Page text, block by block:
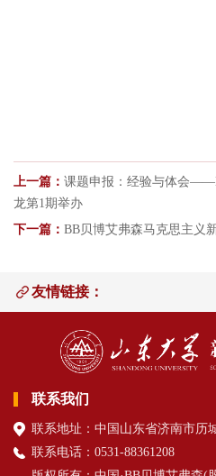
上一篇： 课题申报：经验与体会
龙第1期举办
下一篇： BB贝博艾弗森马克思主义
友情链接：
联系我们
联系地址：中国山东省济南市历
联系电话：0531-88361208